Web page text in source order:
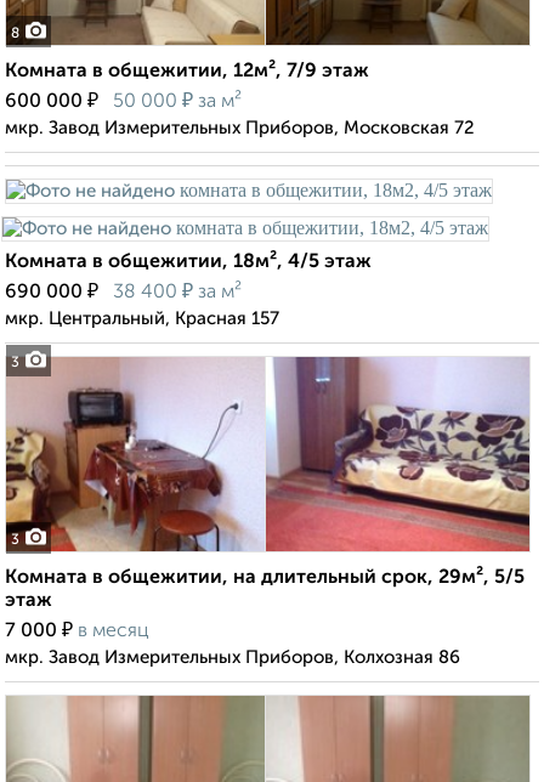
8
Комната в общежитии, 12м², 7/9 этаж
600 000 ₽ 50 000 ₽ за м²
мкр. Завод Измерительных Приборов, Московская 72
3
Комната в общежитии, 18м², 4/5 этаж
690 000 ₽ 38 400 ₽ за м²
мкр. Центральный, Красная 157
3
Комната в общежитии, на длительный срок, 29м², 5/5
этаж
7 000 ₽ в месяц
мкр. Завод Измерительных Приборов, Колхозная 86